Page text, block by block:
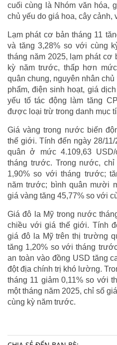
cuối cùng là Nhóm văn hóa,
chủ yếu do giá hoa, cây cảnh,
Lạm phát cơ bản tháng 11
và tăng 3,28% so với cùng
tháng năm 2025, lạm phát cơ
kỳ năm trước, thấp hơn
quân chung, nguyên nhân
phẩm, điện sinh hoạt, giá
yếu tố tác động làm tăng
được loại trừ trong danh mục
Giá vàng trong nước biến
thế giới. Tính đến ngày 28/
quân ở mức 4.109,63
tháng trước. Trong nước,
1,90% so với tháng trước;
năm trước; bình quân mười
giá vàng tăng 45,77% so với
Giá đô la Mỹ trong nước
chiều với giá thế giới. Tính
giá đô la Mỹ trên thị trường
tăng 1,20% so với tháng
an toàn vào đồng USD tăng
đột địa chính trị khó lường.
tháng 11 giảm 0,11% so với
một tháng năm 2025, chỉ số
cùng kỳ năm trước.